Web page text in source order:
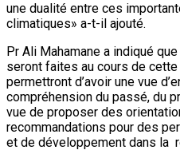
une dualité entre ces
climatiques» a-t-il ajouté.
Pr Ali Mahamane a indiqué
seront faites au cours de
permettront d’avoir une vue
compréhension du passé, du
vue de proposer des
recommandations pour des
et de développement dans la